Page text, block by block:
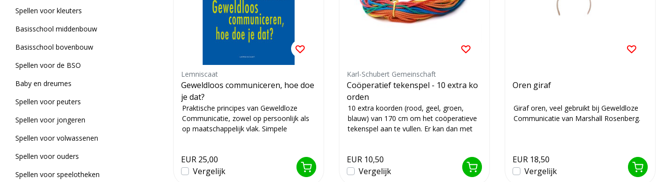
Spellen voor kleuters
Basisschool middenbouw
Basisschool bovenbouw
Spellen voor de BSO
Baby en dreumes
Spellen voor peuters
Spellen voor jongeren
Spellen voor volwassenen
Spellen voor ouders
Spellen voor speelotheken
Lemniscaat
Geweldloos communiceren, hoe doe
je dat?
Praktische principes van Geweldloze
Communicatie, zowel op persoonlijk als
op maatschappelijk vlak. Simpele
EUR 25,00
Vergelijk
Karl-Schubert Gemeinschaft
Coöperatief tekenspel - 10 extra ko
orden
10 extra koorden (rood, geel, groen,
blauw) van 170 cm om het coöperatieve
tekenspel aan te vullen. Er kan dan met
EUR 10,50
Vergelijk
Oren giraf
Giraf oren, veel gebruikt bij Geweldloze
Communicatie van Marshall Rosenberg.
EUR 18,50
Vergelijk